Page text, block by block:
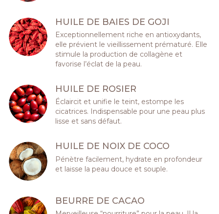
HUILE DE BAIES DE GOJI
Exceptionnellement riche en antioxydants,
elle prévient le vieillissement prématuré. Elle
stimule la production de collagène et
favorise l’éclat de la peau.
HUILE DE ROSIER
Éclaircit et unifie le teint, estompe les
cicatrices. Indispensable pour une peau plus
lisse et sans défaut.
HUILE DE NOIX DE COCO
Pénètre facilement, hydrate en profondeur
et laisse la peau douce et souple.
BEURRE DE CACAO